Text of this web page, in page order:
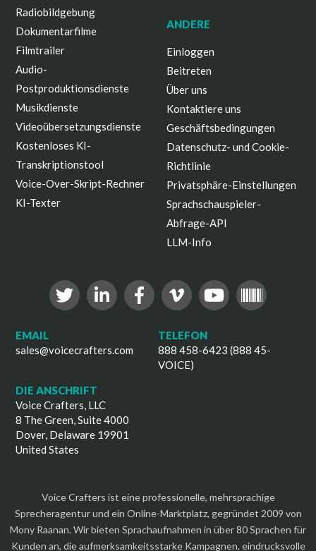
Radiobildgebung
Dokumentarfilme
Filmtrailer
Audio-
Postproduktionsdienste
Musikdienste
Videoübersetzungsdienste
Kostenloses KI-
Transkriptionstool
Voice-Over-Skript-Rechner
KI-Texter
ANDERE
Einloggen
Beitreten
Über uns
Kontaktiere uns
Geschäftsbedingungen
Datenschutz- und Cookie-
Richtlinie
Privatsphäre-Einstellungen
Sprachschauspieler-
Abfrage-API
LLM-Info
EMAIL
sales@voicecrafters.com
TELEFON
888 458-6423 (888 45-
VOICE)
DIE ANSCHRIFT
Voice Crafters, LLC
8 The Green, Suite 4000
Dover, Delaware 19901
United States
Voice Crafters ist eine professionelle, mehrsprachige
Sprecheragentur und ein Online-Marktplatz, gegründet 2009 von
Mony Raanan. Wir bieten Sprachaufnahmen in über 80 Sprachen für
Kunden an, die aufmerksamkeitsstarke Kampagnen, eindrucksvolle